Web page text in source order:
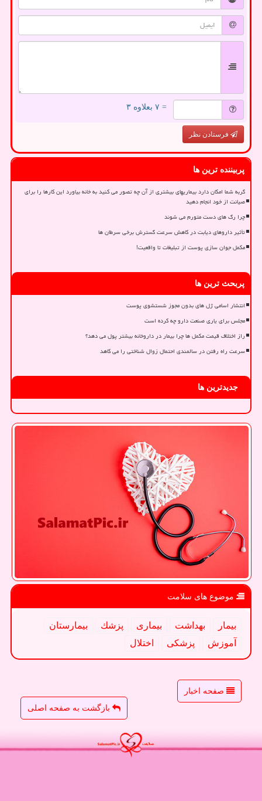
= ۷ بعلاوه ۳
فرستادن نظر
پربیننده ترین ها
گربه شما امکان دارد بیماریهای بیشتری از آن چه تصور می کنید به خانه بیاورد این کارها را برای
صیانت از خود انجام دهید
چرا رگ های دست متورم می شوند
تأثیر داروهای دیابت در کاهش سرعت گسترش برخی سرطان ها
مکمل جوان سازی پوست از تبلیغات تا واقعیت!
پربحث ترین ها
انتشار اسامی ژل های بدون مجوز شستشوی پوست
مجلس برای یاری صنعت دارو چه کرده است
راز اختلاف قیمت مکمل ها چرا بیمار در داروخانه بیشتر پول می دهد؟
سرعت راه رفتن در سالمندی احتمال زوال شناختی را می کاهد
جدیدترین ها
موضوع های سلامت
بیمار بهداشت بیماری پزشك
بیمارستان
آموزش
پزشكی اختلال
صفحه اخبار
بازگشت به صفحه اصلی